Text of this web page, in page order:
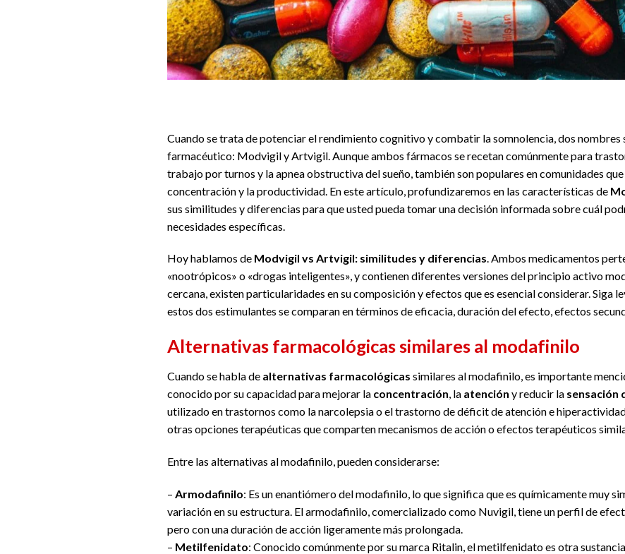
Cuando se trata de potenciar el rendimiento cognitivo y combatir la somnolencia, dos nombres
farmacéutico: Modvigil y Artvigil. Aunque ambos fármacos se recetan comúnmente para
trabajo por turnos y la apnea obstructiva del sueño, también son populares en comunidades
concentración y la productividad. En este artículo, profundizaremos en las características de
sus similitudes y diferencias para que usted pueda tomar una decisión informada sobre cuál
necesidades específicas.
Hoy hablamos de Modvigil vs Artvigil: similitudes y diferencias. Ambos medicamentos
«nootrópicos» o «drogas inteligentes», y contienen diferentes versiones del principio activo
cercana, existen particularidades en su composición y efectos que es esencial considerar. Siga
estos dos estimulantes se comparan en términos de eficacia, duración del efecto, efectos
Alternativas farmacológicas similares al modafinilo
Cuando se habla de alternativas farmacológicas similares al modafinilo, es importante
conocido por su capacidad para mejorar la concentración, la atención y reducir la sensación
utilizado en trastornos como la narcolepsia o el trastorno de déficit de atención e
otras opciones terapéuticas que comparten mecanismos de acción o efectos terapéuticos
Entre las alternativas al modafinilo, pueden considerarse:
– Armodafinilo: Es un enantiómero del modafinilo, lo que significa que es químicamente muy
variación en su estructura. El armodafinilo, comercializado como Nuvigil, tiene un perfil de
pero con una duración de acción ligeramente más prolongada.
– Metilfenidato: Conocido comúnmente por su marca Ritalin, el metilfenidato es otra